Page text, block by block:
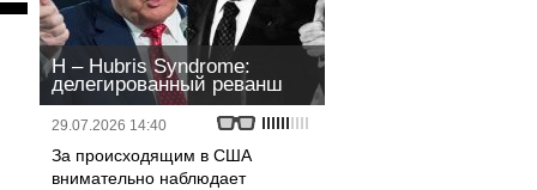
H – Hubris Syndrome:
делегированный реванш
29.07.2026 14:40
За происходящим в США
внимательно наблюдает